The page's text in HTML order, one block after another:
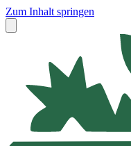
Zum Inhalt springen